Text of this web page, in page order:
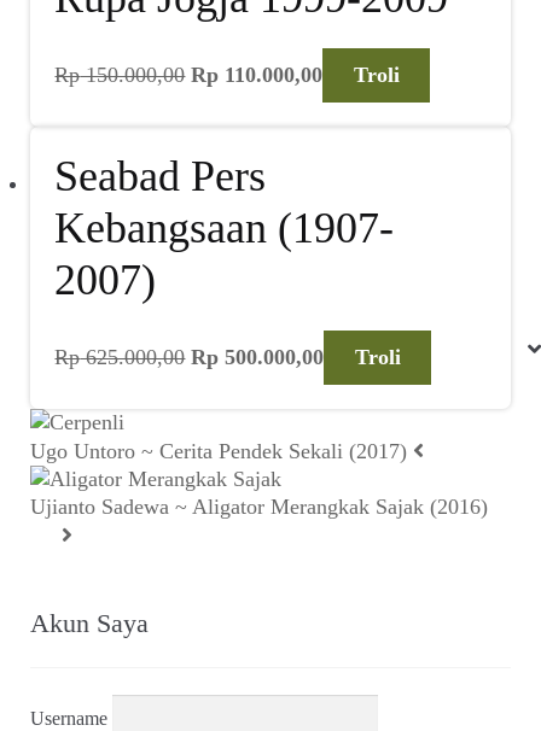
Rp150.000,00
aslinya
Rp 110.000,00 Troli
Seabad Pers
Kebangsaan (1907-
2007)
Rp625.000,00
aslinya
Rp 500.000,00
Rp 500.000,00.
Troli
Ugo Untoro ~ Cerita Pendek Sekali (2017)
Ujianto Sadewa ~ Aligator Merangkak Sajak (2016)
Akun Saya
Username